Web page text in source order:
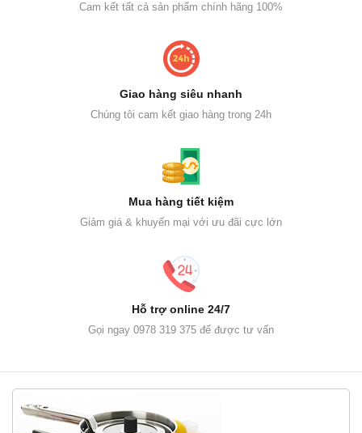
Cam kết tất cả sản phẩm chính hãng 100%
Giao hàng siêu nhanh
Chúng tôi cam kết giao hàng trong 24h
Mua hàng tiết kiệm
Giảm giá & khuyến mại với ưu đãi cực lớn
Hỗ trợ online 24/7
Gọi ngay 0978 319 375 để được tư vấn